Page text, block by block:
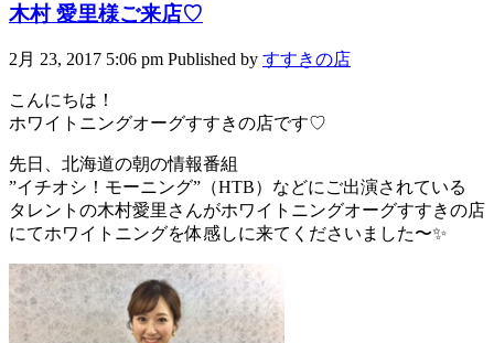
木村 愛里様ご来店♡
2月 23, 2017 5:06 pm Published by すすきの店
こんにちは！
ホワイトニングオーグすすきの店です♡
先日、北海道の朝の情報番組
”イチオシ！モーニング”（HTB）などにご出演されている
タレントの木村愛里さんがホワイトニングオーグすすきの店
にてホワイトニングを体感しに来てくださいました〜✨